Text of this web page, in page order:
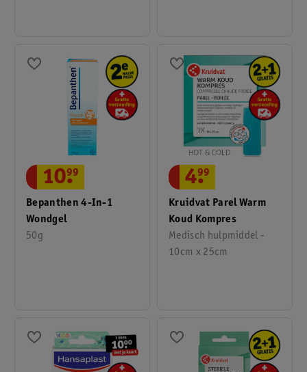
Bepanthen 4-In-1
Wondgel
50g
10.
99
Kruidvat Parel Warm
Koud Kompres
Medisch hulpmiddel -
10cm x 25cm
4.
99